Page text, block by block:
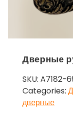
Дверные
SKU: A7182-
Categories:
дверные